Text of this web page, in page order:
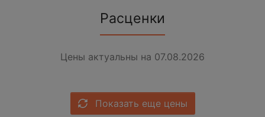
Расценки
Цены актуальны на 07.08.2026
Показать еще цены